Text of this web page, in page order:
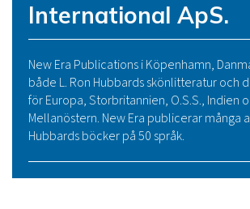
International ApS.
New Era Publications i Köpenhamn,
både L. Ron Hubbards skönlitteratur och
för Europa, Storbritannien, O.S.S., Indien
Mellanöstern. New Era publicerar många
Hubbards böcker på 50 språk.